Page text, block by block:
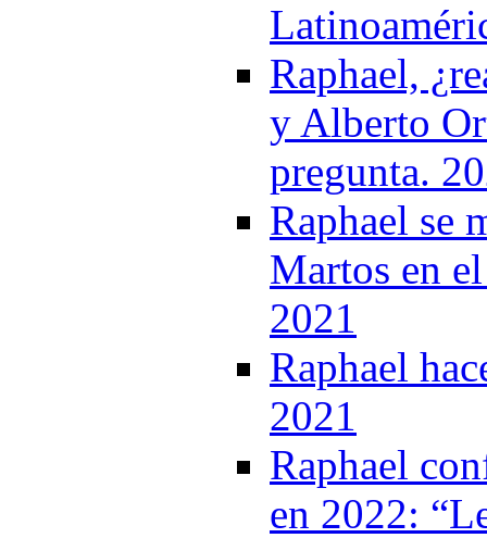
Raphael,
y Alberto
pregunta.
Raphael se
Martos en
2021
Raphael
2021
Raphael
en 2022: